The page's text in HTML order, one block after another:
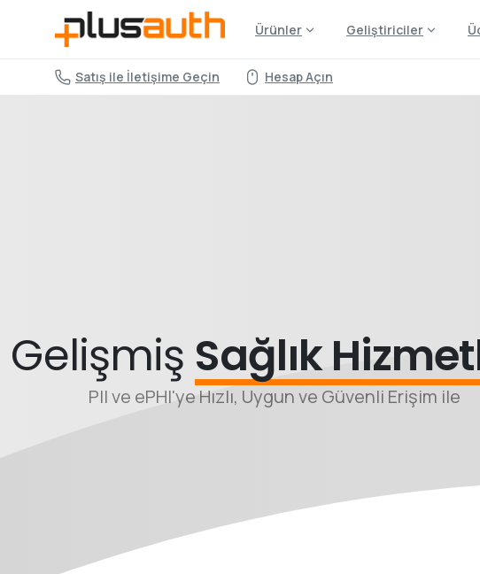
Ürünler Geliştiriciler
Satış ile İletişime Geçin Hesap Açın
Gelişmiş Sağlık
PII ve ePHI'ye Hızlı, Uygun ve Güvenli Erişim ile